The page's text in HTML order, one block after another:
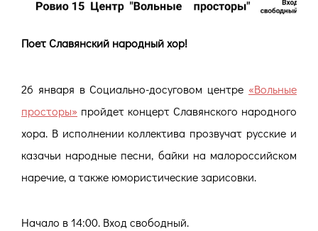
Поет Славянский народный хор!
26 января в Социально-досуговом центре «Вольные
просторы» пройдет концерт Славянского народного
хора. В исполнении коллектива прозвучат русские и
казачьи народные песни, байки на малороссийском
наречие, а также юмористические зарисовки.
Начало в 14:00. Вход свободный.